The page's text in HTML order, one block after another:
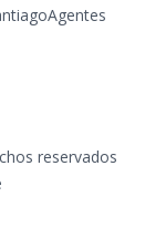
Agentes
reservados